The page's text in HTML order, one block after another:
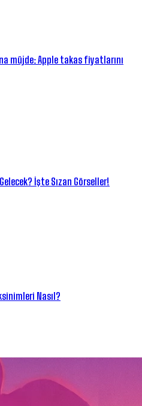
müjde: Apple takas fiyatlarını
İşte Sızan Görseller!
Nasıl?